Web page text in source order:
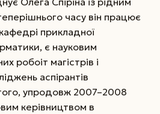
часу він працює
прикладної
є науковим
робоіт магістрів і
аспірантів
упродовж 2007–2008
керівництвом в